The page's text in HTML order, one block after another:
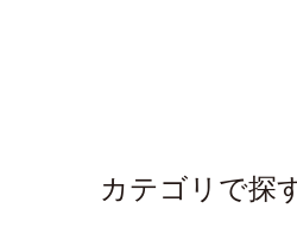
カテゴリで探